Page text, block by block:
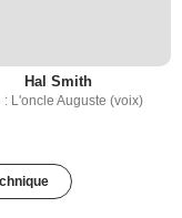
Hal Smith
: L'oncle Auguste (voix)